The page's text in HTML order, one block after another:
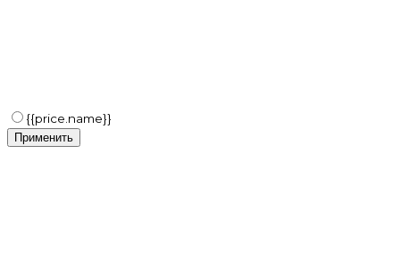
{{price.name}}
Применить